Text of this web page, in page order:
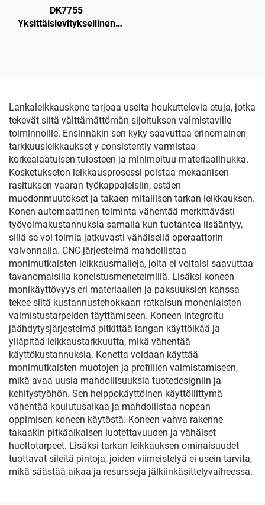
DK7755
Yksittäislevityksellinen
Lankaleikkauskone tarjoaa useita houkuttelevia etuja, jotka
tekevät siitä välttämättömän sijoituksen valmistaville
toiminnoille. Ensinnäkin sen kyky saavuttaa erinomainen
tarkkuusleikkaukset y consistently varmistaa
korkealaatuisen tulosteen ja minimoituu materiaalihukka.
Kosketukseton leikkausprosessi poistaa mekaanisen
rasituksen vaaran työkappaleisiin, estäen
muodonmuutokset ja takaen mitallisen tarkan leikkauksen.
Konen automaattinen toiminta vähentää merkittävästi
työvoimakustannuksia samalla kun tuotantoa lisääntyy,
sillä se voi toimia jatkuvasti vähäisellä operaattorin
valvonnalla. CNC-järjestelmä mahdollistaa
monimutkaisten leikkausmalleja, joita ei voitaisi saavuttaa
tavanomaisilla koneistusmenetelmillä. Lisäksi koneen
monikäyttövyys eri materiaalien ja paksuuksien kanssa
tekee siitä kustannustehokkaan ratkaisun monenlaisten
valmistustarpeiden täyttämiseen. Koneen integroitu
jäähdytysjärjestelmä pitkittää langan käyttöikää ja
ylläpitää leikkaustarkkuutta, mikä vähentää
käyttökustannuksia. Konetta voidaan käyttää
monimutkaisten muotojen ja profiilien valmistamiseen,
mikä avaa uusia mahdollisuuksia tuotedesigniin ja
kehitystyöhön. Sen helppokäyttöinen käyttöliittymä
vähentää koulutusaikaa ja mahdollistaa nopean
oppimisen koneen käytöstä. Koneen vahva rakenne
takaakin pitkäaikaisen luotettavuuden ja vähäiset
huoltotarpeet. Lisäksi tarkan leikkauksen ominaisuudet
tuottavat sileitä pintoja, joiden viimeistelyä ei usein tarvita,
mikä säästää aikaa ja resursseja jälkiinkäsittelyvaiheessa.